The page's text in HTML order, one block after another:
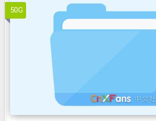
星
50G
ACE 2.2.12